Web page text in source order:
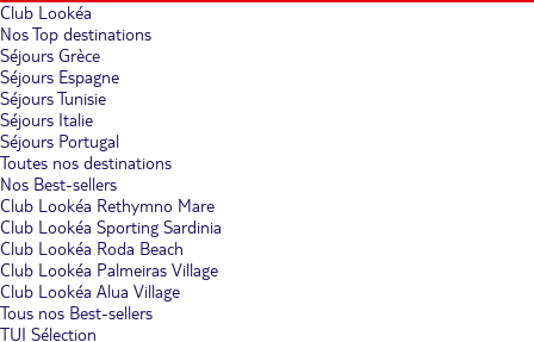
Club Lookéa
Nos Top destinations
Séjours Grèce
Séjours Espagne
Séjours Tunisie
Séjours Italie
Séjours Portugal
Toutes nos destinations
Nos Best-sellers
Club Lookéa Rethymno Mare
Club Lookéa Sporting Sardinia
Club Lookéa Roda Beach
Club Lookéa Palmeiras Village
Club Lookéa Alua Village
Tous nos Best-sellers
TUI Sélection